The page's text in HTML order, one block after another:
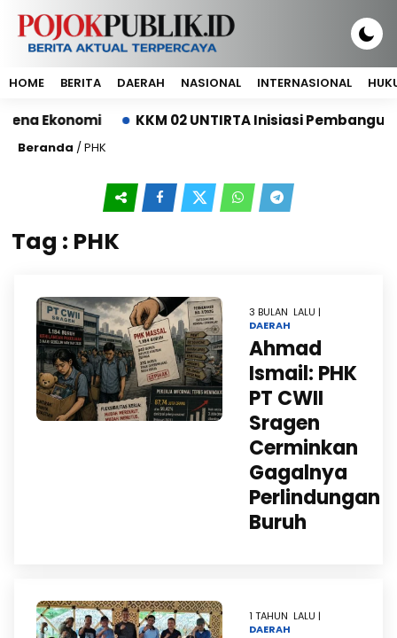
HOME BERITA DAERAH NASIONAL INTERNASIONAL
Ekonomi KKM 02 UNTIRTA Inisiasi
Beranda /PHK
Tag : PHK
3 BULAN LALU |
DAERAH
Ahmad
Ismail: PHK
PT CWII
Sragen
Cerminkan
Gagalnya
Perlindungan
Buruh
1 TAHUN LALU |
DAERAH